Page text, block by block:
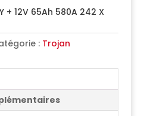
+ 12V 65Ah 580A 242 X
: Trojan